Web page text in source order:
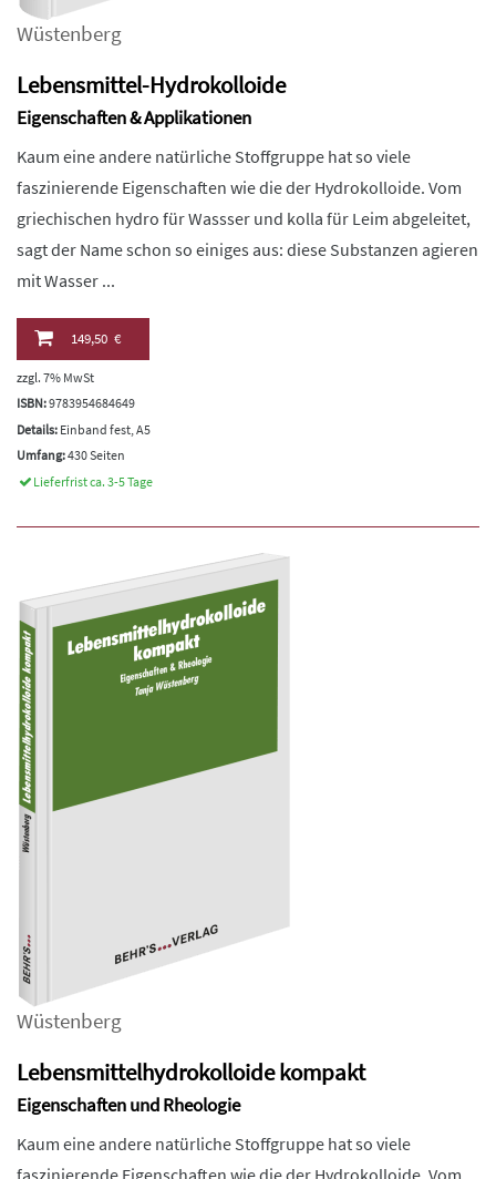
Wüstenberg
Lebensmittel-Hydrokolloide
Eigenschaften & Applikationen
Kaum eine andere natürliche Stoffgruppe hat so viele
faszinierende Eigenschaften wie die der Hydrokolloide. Vom
griechischen hydro für Wassser und kolla für Leim abgeleitet,
sagt der Name schon so einiges aus: diese Substanzen agieren
mit Wasser ...
149,50 €
zzgl. 7% MwSt
ISBN:9783954684649
Details: Einband fest, A5
Umfang:430 Seiten
Lieferfrist ca. 3-5 Tage
Wüstenberg
Lebensmittelhydrokolloide kompakt
Eigenschaften und Rheologie
Kaum eine andere natürliche Stoffgruppe hat so viele
faszinierende Eigenschaften wie die der Hydrokolloide. Vom